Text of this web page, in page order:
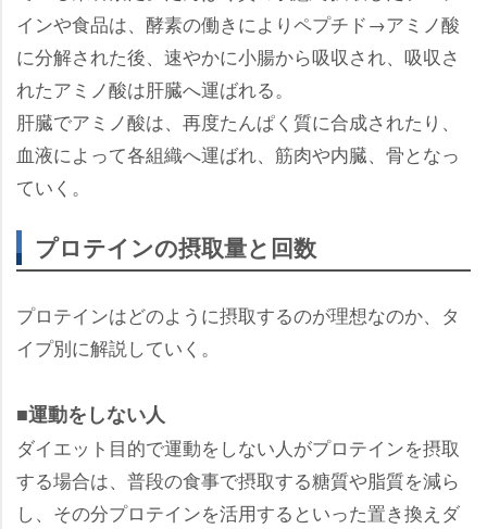
インや食品は、酵素の働きによりペプチド→アミノ酸
に分解された後、速やかに小腸から吸収され、吸収さ
れたアミノ酸は肝臓へ運ばれる。
肝臓でアミノ酸は、再度たんぱく質に合成されたり、
血液によって各組織へ運ばれ、筋肉や内臓、骨となっ
ていく。
プロテインの摂取量と回数
プロテインはどのように摂取するのが理想なのか、タ
イプ別に解説していく。
■運動をしない人
ダイエット目的で運動をしない人がプロテインを摂取
する場合は、普段の食事で摂取する糖質や脂質を減ら
し、その分プロテインを活用するといった置き換えダ